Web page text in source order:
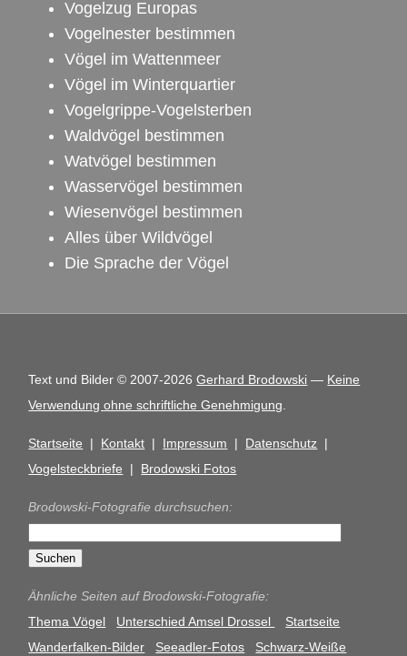
Vogelzug Europas
Vogelnester bestimmen
Vögel im Wattenmeer
Vögel im Winterquartier
Vogelgrippe-Vogelsterben
Waldvögel bestimmen
Watvögel bestimmen
Wasservögel bestimmen
Wiesenvögel bestimmen
Alles über Wildvögel
Die Sprache der Vögel
Text und Bilder © 2007-2026Gerhard Brodowski — Keine
Verwendung ohne schriftliche Genehmigung
Startseite | Kontakt | Impressum | Datenschutz |
Vogelsteckbriefe | Brodowski Fotos
Brodowski-Fotografie durchsuchen:
Ähnliche Seiten auf Brodowski-Fotografie:
Thema Vögel
Unterschied Amsel Drossel
Startseite
Wanderfalken-Bilder
Seeadler-Fotos Schwarz-Weiße